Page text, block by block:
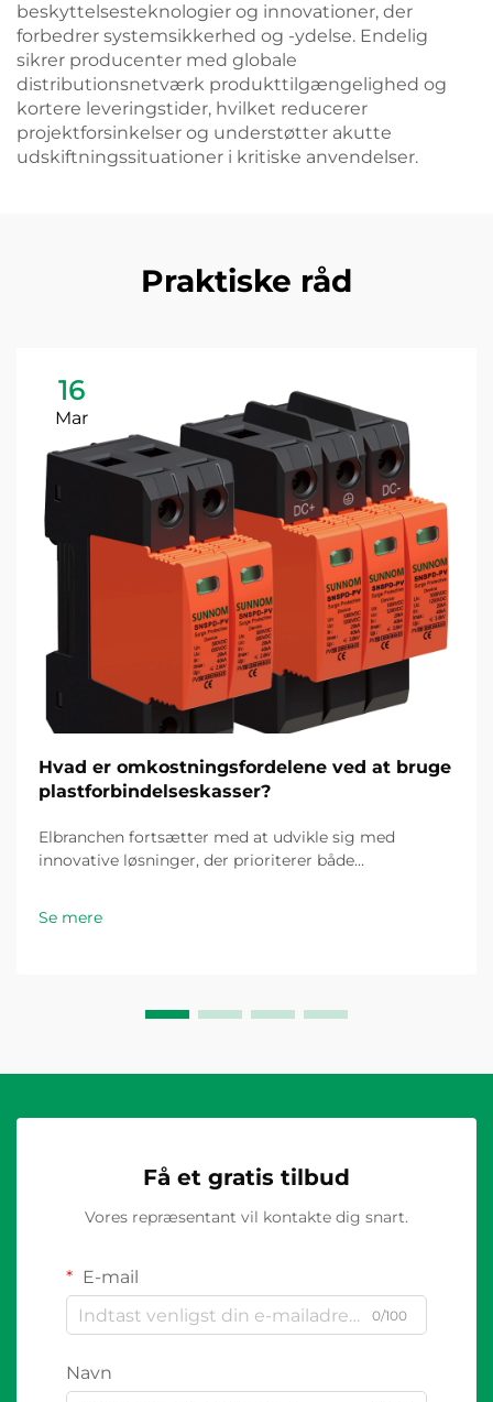
beskyttelsesteknologier og innovationer, der
forbedrer systemsikkerhed og -ydelse. Endelig
sikrer producenter med globale
distributionsnetværk produkttilgængelighed og
kortere leveringstider, hvilket reducerer
projektforsinkelser og understøtter akutte
udskiftningssituationer i kritiske anvendelser.
Praktiske råd
16
Mar
Hvad er omkostningsfordelene ved at bruge
plastforbindelseskasser?
Elbranchen fortsætter med at udvikle sig med
innovative løsninger, der prioriterer både
som en spilændrende komponent til elinstallationer...
Se mere
Få et gratis tilbud
Vores repræsentant vil kontakte dig snart.
E-mail
0/100
Navn